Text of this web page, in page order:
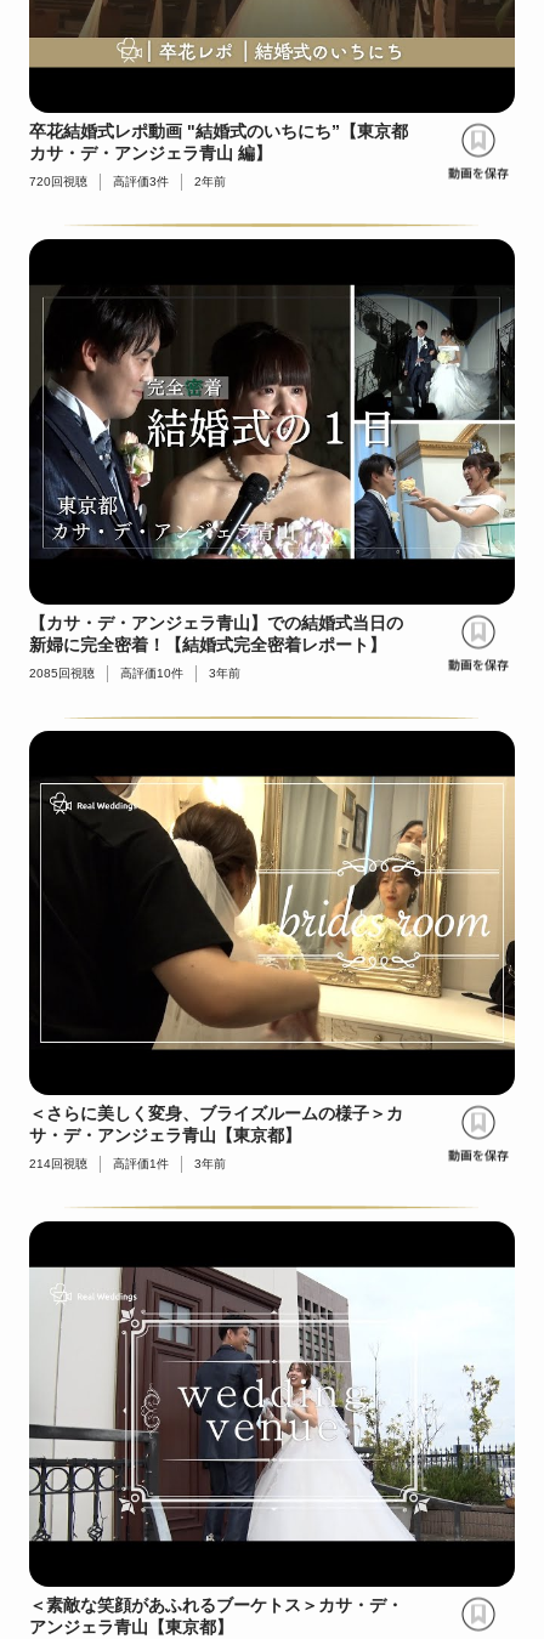
卒花結婚式レポ動画 "結婚式のいちにち”【東京都
カサ・デ・アンジェラ青山 編】
720回視聴 高評価3件 2年前
【カサ・デ・アンジェラ青山】での結婚式当日の
新婦に完全密着！【結婚式完全密着レポート】
2085 回視聴 高評価10件 3年前
＜さらに美しく変身、ブライズルームの様子＞カ
サ・デ・アンジェラ青山【東京都】
214回視聴 高評価1件 3年前
＜素敵な笑顔があふれるブーケトス＞カサ・デ・
アンジェラ青山【東京都】